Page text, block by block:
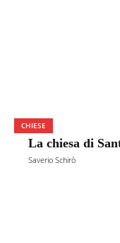
CHIESE
La chiesa di
Saverio Schirò